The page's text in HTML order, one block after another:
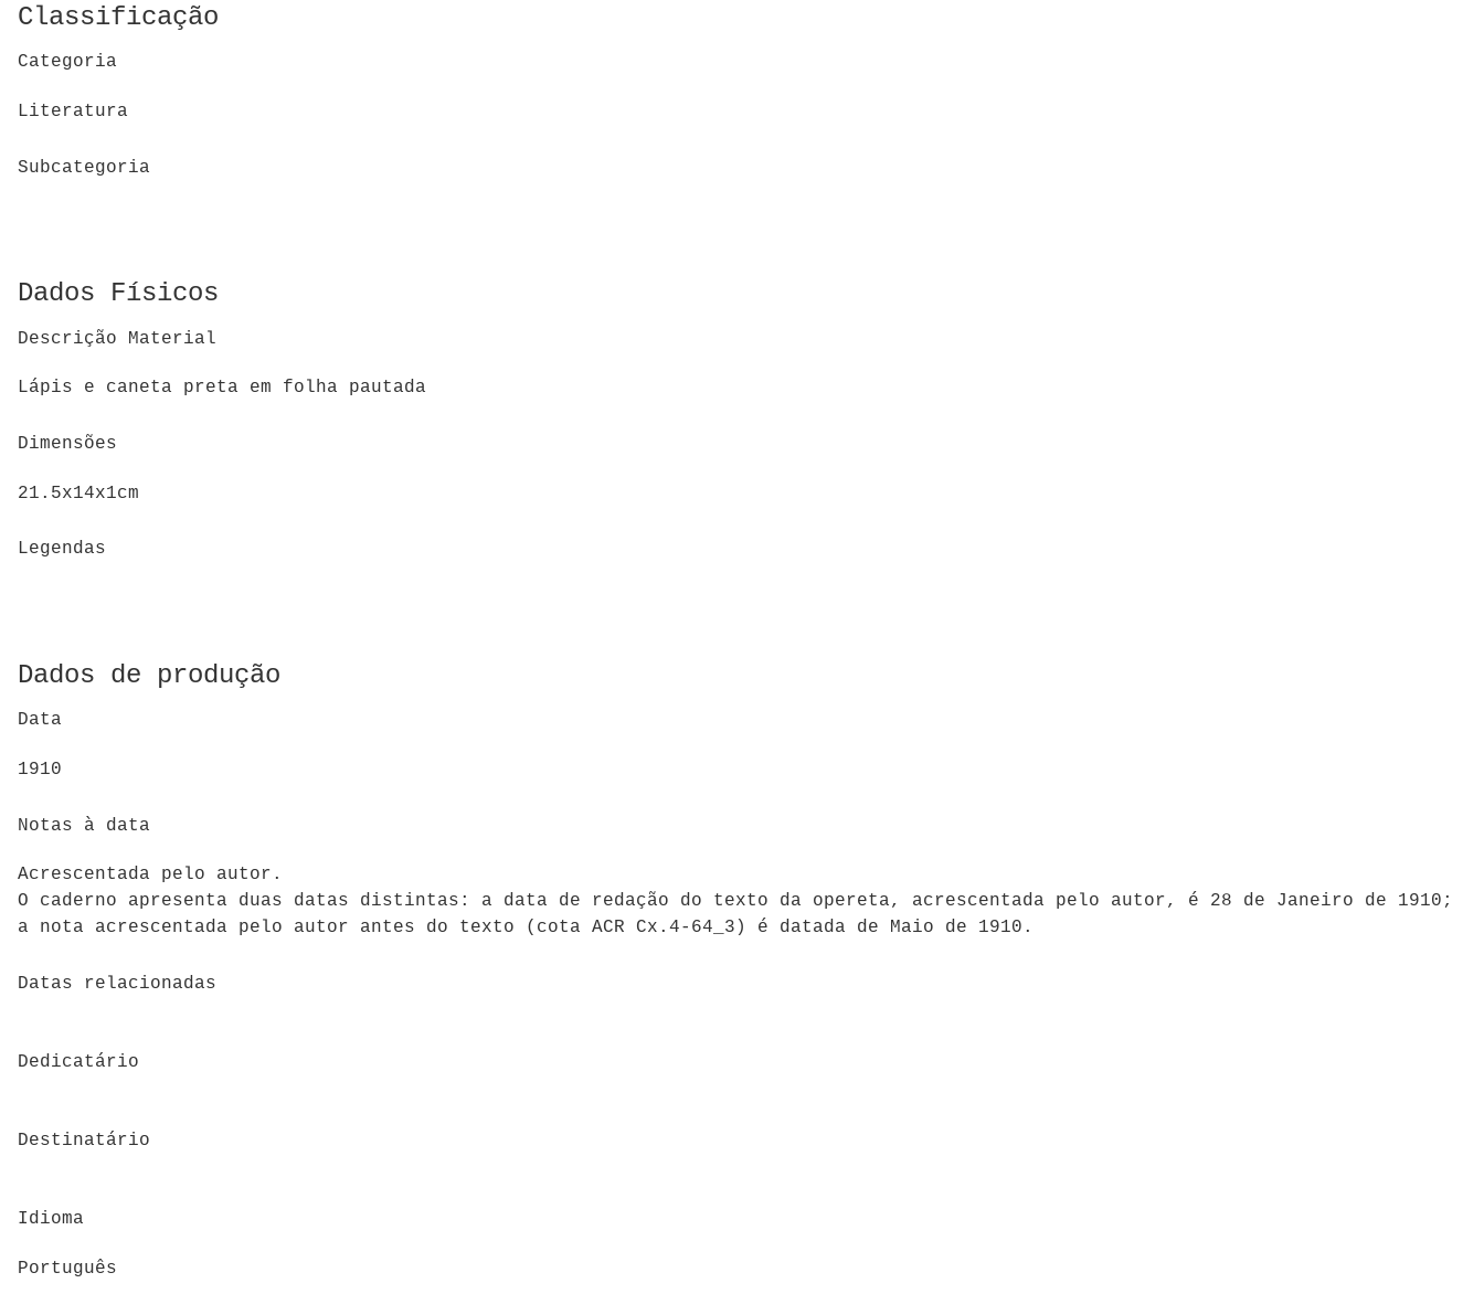
Classificação
Categoria
Literatura
Subcategoria
Dados Físicos
Descrição Material
Lápis e caneta preta em folha pautada
Dimensões
21.5x14x1cm
Legendas
Dados de produção
Data
1910
Notas à data
Acrescentada pelo autor.
O caderno apresenta duas datas distintas: a data de redação do texto da opereta, acrescentada pelo autor, é 28 de Janeiro de 1910;
a nota acrescentada pelo autor antes do texto (cota ACR Cx.4-64_3) é datada de Maio de 1910.
Datas relacionadas
Dedicatário
Destinatário
Idioma
Português